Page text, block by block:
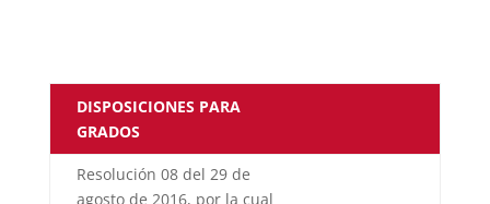
DISPOSICIONES PARA
GRADOS
Resolución 08 del 29 de
agosto de 2016, por la cual